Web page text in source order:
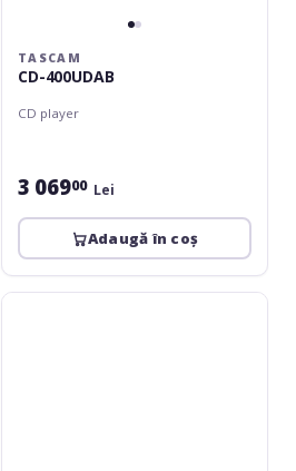
TASCAM
CD-400UDAB
CD player
3 06900 Lei
Adaugă în coș
Tascam